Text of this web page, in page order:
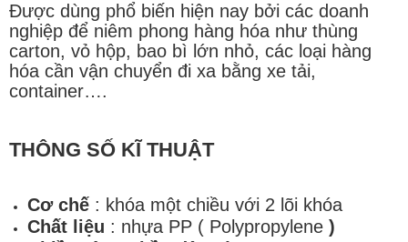
Được dùng phổ biến hiện nay bởi các doanh
nghiệp để niêm phong hàng hóa như thùng
carton, vỏ hộp, bao bì lớn nhỏ, các loại hàng
hóa cần vận chuyển đi xa bằng xe tải,
container….
THÔNG SỐ KĨ THUẬT
Cơ chế : khóa một chiều với 2 lõi khóa
Chất liệu : nhựa PP ( Polypropylene )